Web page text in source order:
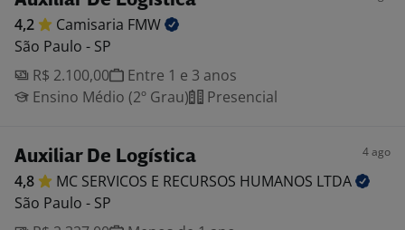
4,2 Camisaria FMW
São Paulo - SP
R$ 2.100,00
Entre 1 e 3 anos
Ensino Médio (2º Grau)
Presencial
Auxiliar De Logística 4 ago
4,8 MC SERVICOS E RECURSOS HUMANOS LTDA
São Paulo - SP